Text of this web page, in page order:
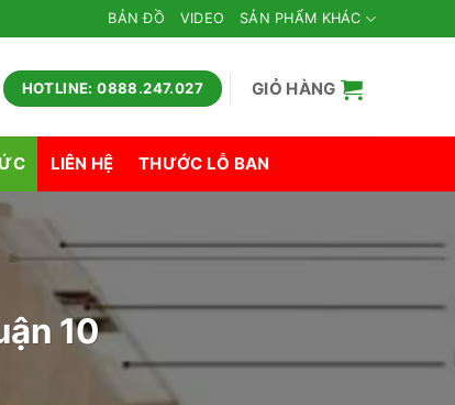
BẢN ĐỒ VIDEO SẢN PHẨM KHÁC
HOTLINE: 0888.247.027 GIỎ HÀNG
LIÊN HỆ THƯỚC LỖ BAN
10